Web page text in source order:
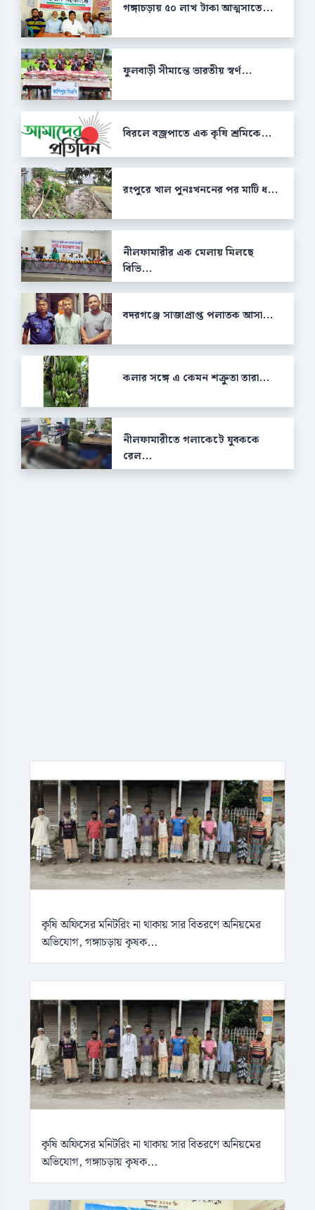
গঙ্গাচড়ায় ৫০ লাখ টাকা আত্মসাতে...
ফুলবাড়ী সীমান্তে ভারতীয় স্বর্ণ...
বিরলে বজ্রপাতে এক কৃষি শ্রমিকে...
রংপুরে খাল পুনঃখননের পর মাটি ধ...
নীলফামারীর এক মেলায় মিলছে
বিভি...
বদরগঞ্জে সাজাপ্রাপ্ত পলাতক আসা...
কলার সঙ্গে এ কেমন শক্রুতা তারা...
নীলফামারীতে গলাকেটে যুবককে
রেল...
কৃষি অফিসের মনিটরিং না থাকায় সার বিতরণে অনিয়মের
অভিযোগ, গঙ্গাচড়ায় কৃষক...
কৃষি অফিসের মনিটরিং না থাকায় সার বিতরণে অনিয়মের
অভিযোগ, গঙ্গাচড়ায় কৃষক...